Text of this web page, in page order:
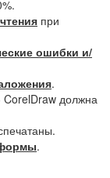
при
ошибки и/
.
должна
.